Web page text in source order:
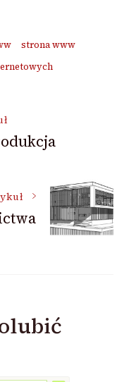
strona www